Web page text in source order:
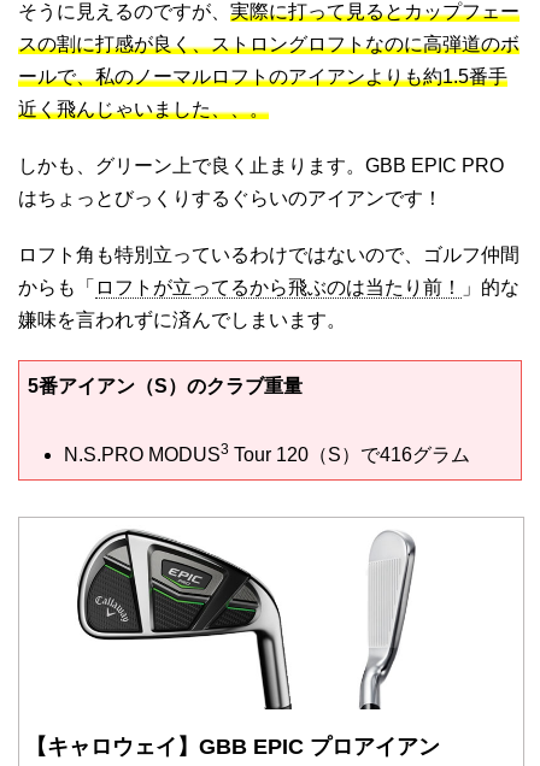
そうに見えるのですが、 実際に打って見るとカップフェー
スの割に打感が良く、ストロングロフトなのに高弾道のボ
ールで、私のノーマルロフトのアイアンよりも約1.5番手
近く飛んじゃいました、、。
しかも、グリーン上で良く止まります。GBB EPIC PRO
はちょっとびっくりするぐらいのアイアンです！
ロフト角も特別立っているわけではないので、ゴルフ仲間
からも「 ロフトが立ってるから飛ぶのは当たり前！
」的な
嫌味を言われずに済んでしまいます。
5番アイアン（S）のクラブ重量
N.S.PRO MODUS3 Tour 120（S）で416グラム
【キャロウェイ】GBB EPIC プロアイアン